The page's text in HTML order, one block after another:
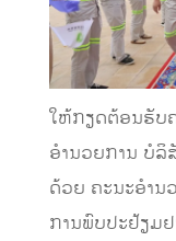
ໃຫ້ກຽດຕ້ອນຮັບຄ
ອໍານວຍການ ບໍລິ
ດ້ວຍ ຄະນະອໍານ
ການພົບປະຢ້ຽມ